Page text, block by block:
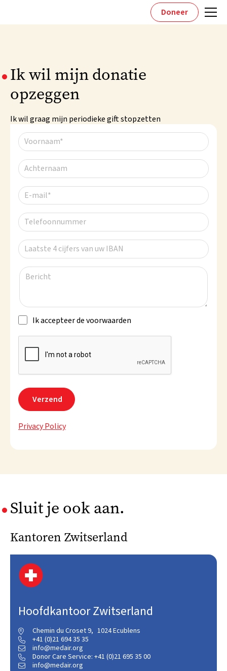
Doneer
Ik wil mijn donatie
opzeggen
Ik wil graag mijn periodieke gift stopzetten
Voornaam*
Achternaam
E-mail*
Telefoonnummer
Laatste 4 cijfers van uw IBAN
Bericht
Ik accepteer de voorwaarden
Privacy Policy
Sluit je ook aan.
Kantoren Zwitserland
Hoofdkantoor Zwitserland
 Chemin du Croset 9, 1024 Ecublens
 +41 (0)21 694 35 35
 info@medair.org
 Donor Care Service: +41 (0)21 695 35 00
 info@medair.org